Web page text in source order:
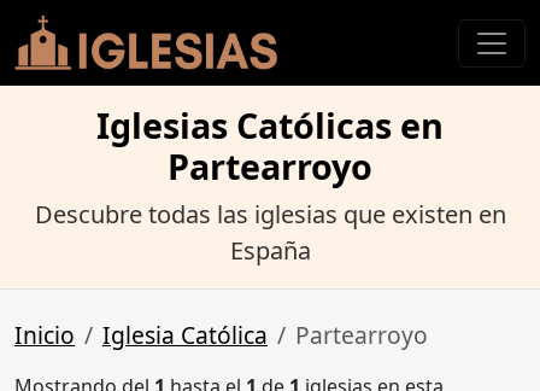
Iglesias Católicas en
Partearroyo
Descubre todas las iglesias que existen en
España
Inicio Iglesia Católica Partearroyo